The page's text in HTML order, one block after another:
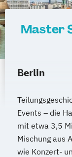
Master
Berlin
Events – die
mit etwa 3,5
Mischung aus
wie Konzert-